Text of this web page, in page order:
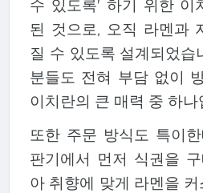
수 있도록' 하기 위한 이
된 것으로, 오직 라멘과
질 수 있도록 설계되었습
분들도 전혀 부담 없이
이치란의 큰 매력 중 하나
또한 주문 방식도 특이
판기에서 먼저 식권을
아 취향에 맞게 라멘을